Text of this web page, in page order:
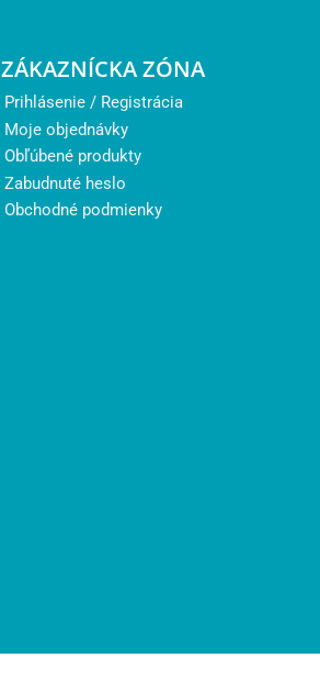
ZÁKAZNÍCKA ZÓNA
Prihlásenie / Registrácia
Moje objednávky
Obľúbené produkty
Zabudnuté heslo
Obchodné podmienky